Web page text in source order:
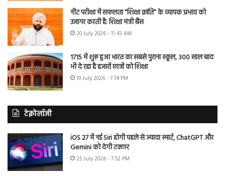
नीट परीक्षा में सफलता “शिक्षा क्रांति” के व्यापक प्रभाव को
उजागर करती है: शिक्षा मंत्री बैंस
20 July 2026 - 11:43 AM
1715 में शुरू हुआ भारत का सबसे पुराना स्कूल, 300 साल बाद
भी दे रहा है हजारों छात्रों को शिक्षा
19 July 2026 - 7:14 PM
टेक्नोलॉजी
iOS 27 में नई Siri होगी पहले से ज्यादा स्मार्ट, ChatGPT और
Gemini को देगी टक्कर
25 July 2026 - 7:52 PM